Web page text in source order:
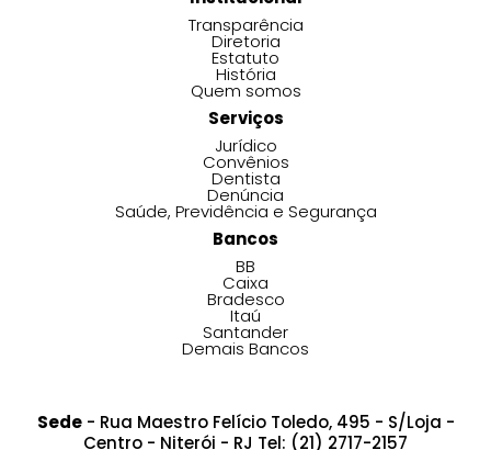
Transparência
Diretoria
Estatuto
História
Quem somos
Serviços
Jurídico
Convênios
Dentista
Denúncia
Saúde, Previdência e Segurança
Bancos
BB
Caixa
Bradesco
Itaú
Santander
Demais Bancos
Sede- Rua Maestro Felício Toledo, 495 - S/Loja -
Centro - Niterói - RJ Tel: (21) 2717-2157